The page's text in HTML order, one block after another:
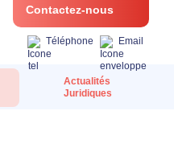
Contactez-nous
Téléphone Email
Actualités
Juridiques